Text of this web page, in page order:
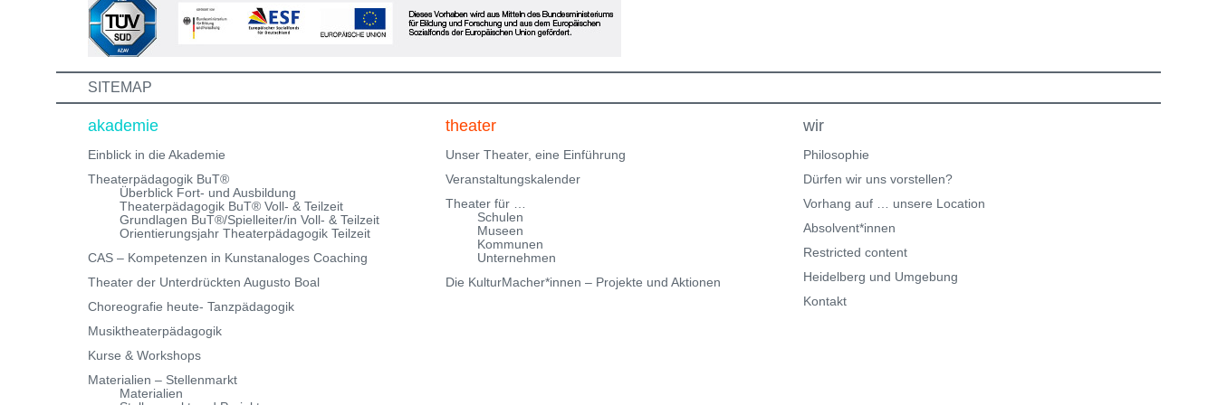
Informations- und Aufnahmeworkshop. Bei Fragen,
schreibe uns einfach eine Mail an:
info@theaterwerkstatt-heidelberg.de Wir freuen uns auf
Klingenteichstraße verfügen. Hinweise über
Parkmöglichkeiten findest Du hier:
SITEMAP
akademie
Einblick in die Akademie
Theaterpädagogik BuT®
Überblick Fort- und Ausbildung
Theaterpädagogik BuT® Voll- & Teilzeit
Grundlagen BuT®/Spielleiter/in Voll- & Teilzeit
Orientierungsjahr Theaterpädagogik Teilzeit
CAS – Kompetenzen in Kunstanaloges Coaching
Theater der Unterdrückten Augusto Boal
Choreografie heute- Tanzpädagogik
Musiktheaterpädagogik
Kurse & Workshops
Materialien – Stellenmarkt
Materialien
theater
Unser Theater, eine Einführung
Veranstaltungskalender
Theater für …
Schulen
Museen
Kommunen
Unternehmen
Die KulturMacher*innen – Projekte und Aktionen
wir
Philosophie
Dürfen wir uns vorstellen?
Vorhang auf … unsere Location
Absolvent*innen
Restricted content
Heidelberg und Umgebung
Kontakt